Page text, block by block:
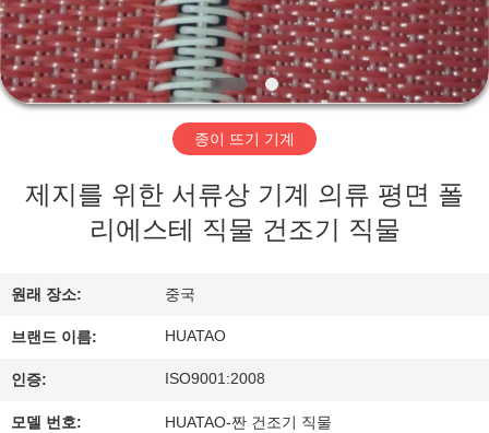
우
리
대
여
공
장
종이 뜨기 기계
제지를 위한 서류상 기계 의류 평면 폴
리에스테 직물 건조기 직물
원래 장소: 중국
브랜드 이름: HUATAO
인증: ISO9001:2008
모델 번호: HUATAO-짠 건조기 직물